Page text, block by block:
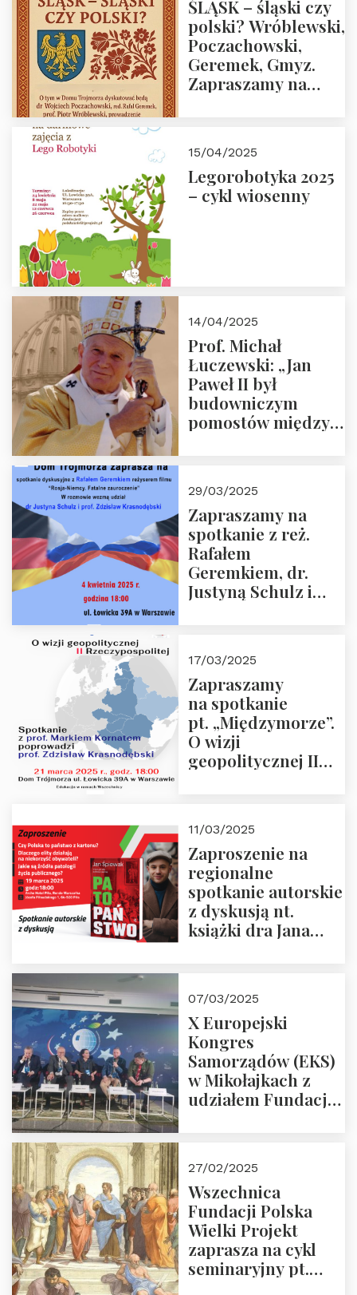
ŚLĄSK – śląski czy
polski? Wróblewski,
Poczachowski,
Geremek, Gmyz.
Zapraszamy na
Trójmorza.
15/04/2025
Legorobotyka 2025
– cykl wiosenny
14/04/2025
Prof. Michał
Łuczewski: „Jan
Paweł II był
budowniczym
pomostów między
29/03/2025
Zapraszamy na
spotkanie z reż.
Rafałem
Geremkiem, dr.
Justyną Schulz i
“Rosja-Niemcy…”
17/03/2025
Zapraszamy
na spotkanie
pt. „Międzymorze”.
O wizji
geopolitycznej II
i prof.
Krasnodębski
11/03/2025
Zaproszenie na
regionalne
spotkanie autorskie
z dyskusją nt.
książki dra Jana
07/03/2025
X Europejski
Kongres
Samorządów (EKS)
w Mikołajkach z
udziałem Fundacji
27/02/2025
Wszechnica
Fundacji Polska
Wielki Projekt
zaprasza na cykl
seminaryjny pt.